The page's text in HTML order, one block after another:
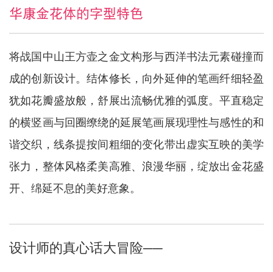
华康金花体的字型特色
将战国中山王方壶之金文构形与西洋书法元素碰撞而
成的创新设计。结体修长，向外延伸的笔画纤细轻盈
犹如花瓣盛放般，舒展出流畅优雅的弧度。平直稳定
的横竖画与回圈缭绕的延展笔画展现理性与感性的和
谐交织，线条提按间粗细的变化带出虚实互映的美学
张力，整体风格柔美高雅、浪漫华丽，绽放出金花盛
开、绵延不息的美好意象。
设计师的真心话大冒险──